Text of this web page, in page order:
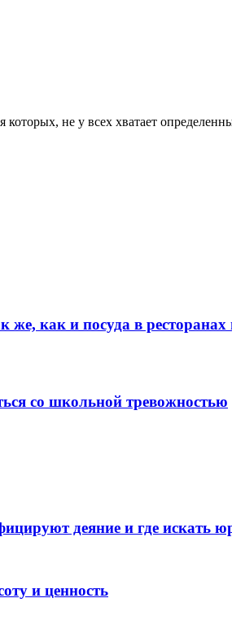
не у всех хватает
как и посуда в ресторанах
со школьной тревожностью
деяние и где искать
и ценность